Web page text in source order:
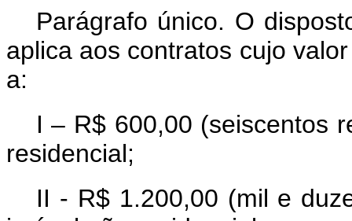
Parágrafo único. O
aplica aos contratos cujo
a:
I – R$ 600,00 (seiscentos
residencial;
II - R$ 1.200,00 (mil e